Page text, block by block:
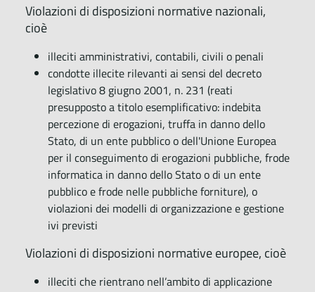
Violazioni di disposizioni normative nazionali,
cioè
illeciti amministrativi, contabili, civili o penali
condotte illecite rilevanti ai sensi del decreto
legislativo 8 giugno 2001, n. 231 (reati
presupposto a titolo esemplificativo: indebita
percezione di erogazioni, truffa in danno dello
Stato, di un ente pubblico o dell'Unione Europea
per il conseguimento di erogazioni pubbliche, frode
informatica in danno dello Stato o di un ente
pubblico e frode nelle pubbliche forniture), o
violazioni dei modelli di organizzazione e gestione
ivi previsti
Violazioni di disposizioni normative europee, cioè
illeciti che rientrano nell’ambito di applicazione